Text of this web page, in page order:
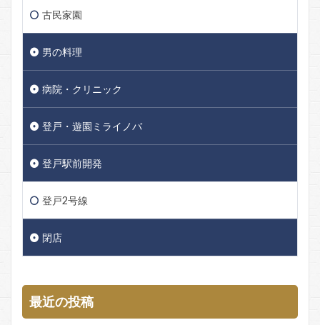
古民家園
男の料理
病院・クリニック
登戸・遊園ミライノバ
登戸駅前開発
登戸2号線
閉店
最近の投稿